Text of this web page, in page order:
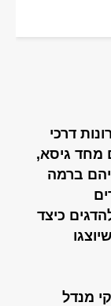
דרכי
מחד גיסא,
ברמה
כיצד
מנדל